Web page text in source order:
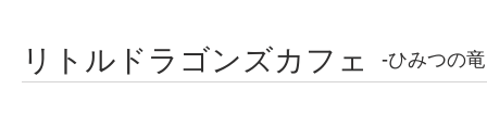
リトルドラゴンズカフェ-ひみつの